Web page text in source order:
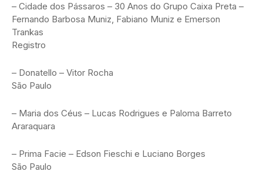
– Cidade dos Pássaros – 30 Anos do Grupo Caixa Preta –
Fernando Barbosa Muniz, Fabiano Muniz e Emerson
Trankas
Registro
– Donatello – Vitor Rocha
São Paulo
– Maria dos Céus – Lucas Rodrigues e Paloma Barreto
Araraquara
– Prima Facie – Edson Fieschi e Luciano Borges
São Paulo